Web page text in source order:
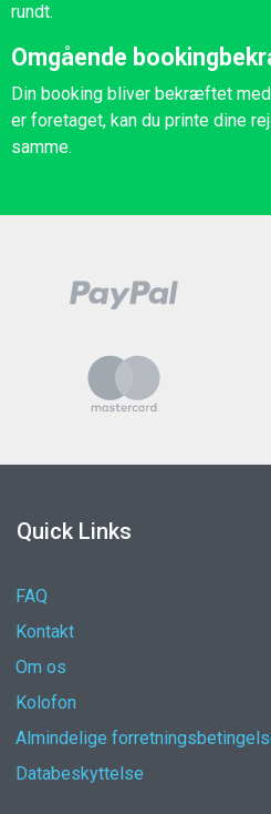
rundt.
Omgående
Din booking bliver bekræftet
er foretaget, kan du printe dine
samme.
Quick Links
FAQ
Kontakt
Om os
Kolofon
Almindelige
Databeskyttelse